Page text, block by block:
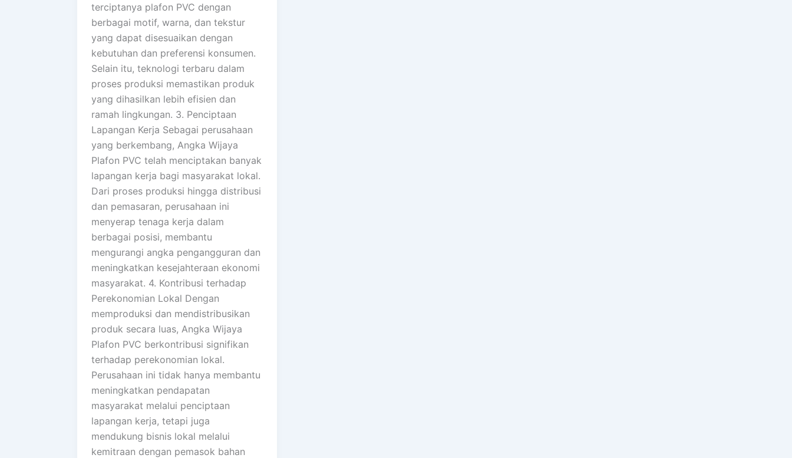
terciptanya plafon PVC dengan
berbagai motif, warna, dan tekstur
yang dapat disesuaikan dengan
kebutuhan dan preferensi konsumen.
Selain itu, teknologi terbaru dalam
proses produksi memastikan produk
yang dihasilkan lebih efisien dan
ramah lingkungan. 3. Penciptaan
Lapangan Kerja Sebagai perusahaan
yang berkembang, Angka Wijaya
Plafon PVC telah menciptakan banyak
lapangan kerja bagi masyarakat lokal.
Dari proses produksi hingga distribusi
dan pemasaran, perusahaan ini
menyerap tenaga kerja dalam
berbagai posisi, membantu
mengurangi angka pengangguran dan
meningkatkan kesejahteraan ekonomi
masyarakat. 4. Kontribusi terhadap
Perekonomian Lokal Dengan
memproduksi dan mendistribusikan
produk secara luas, Angka Wijaya
Plafon PVC berkontribusi signifikan
terhadap perekonomian lokal.
Perusahaan ini tidak hanya membantu
meningkatkan pendapatan
masyarakat melalui penciptaan
lapangan kerja, tetapi juga
mendukung bisnis lokal melalui
kemitraan dengan pemasok bahan